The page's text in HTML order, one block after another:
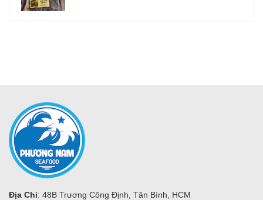
Địa Chỉ: 48B Trương Công Định, Tân Bình, HCM